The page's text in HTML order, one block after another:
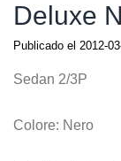
Deluxe
Publicado el 2012-
Sedan 2/3P
Colore: Nero